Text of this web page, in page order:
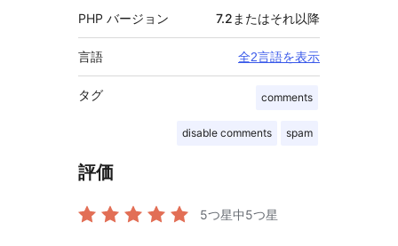
PHP バージョン 7.2またはそれ以降
言語 全2言語を表示
タグ comments
disable comments spam
評価
5つ星中5つ星